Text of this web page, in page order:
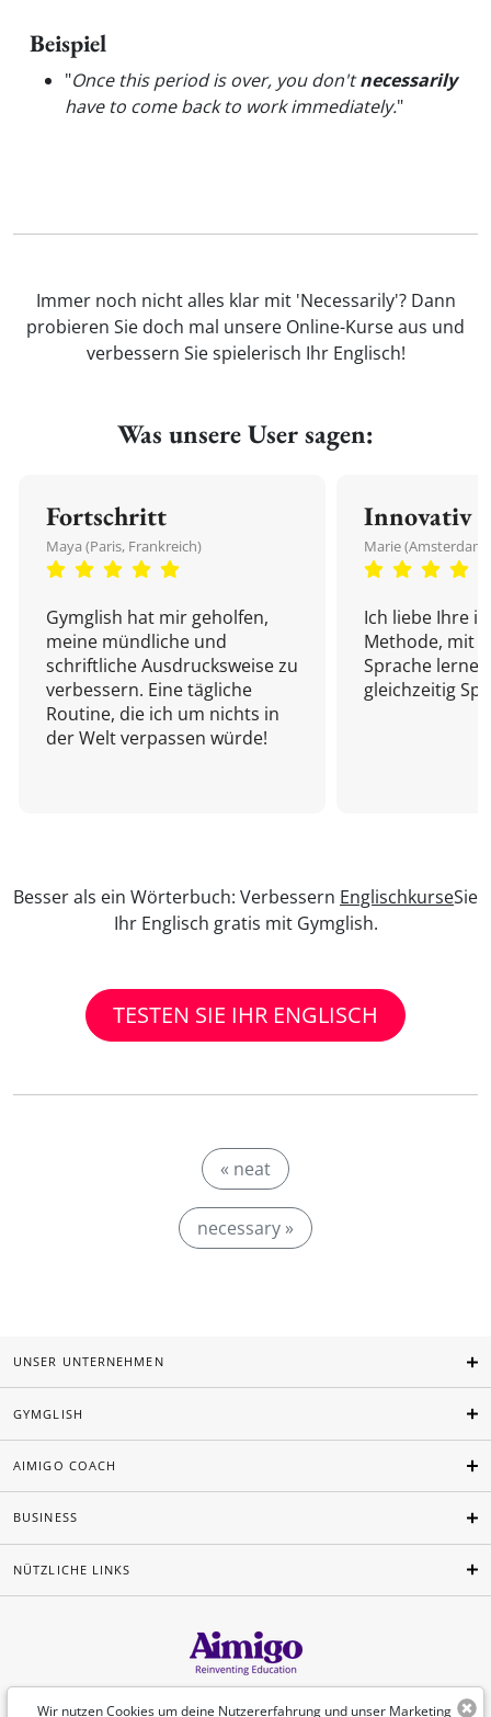
Beispiel
"Once this period is over, you don'tnecessarily
have to come back to work immediately."
Immer noch nicht alles klar mit 'Necessarily'? Dann
probieren Sie doch mal unsere Online-Kurse aus und
verbessern Sie spielerisch Ihr Englisch!
Was unsere User sagen:
Fortschritt
Maya (Paris, Frankreich)
Gymglish hat mir geholfen,
meine mündliche und
schriftliche Ausdrucksweise zu
verbessern. Eine tägliche
Routine, die ich um nichts in
der Welt verpassen würde!
Innovativ
Marie
Ich liebe Ihre
Methode, mit
Sprache
gleichzeitig
Besser als ein Wörterbuch: Verbessern EnglischkurseSie
Ihr Englisch gratis mit Gymglish.
TESTEN SIE IHR ENGLISCH
« neat
necessary »
Wir nutzen Cookies um deine Nutzererfahrung und unser Marketing
UNSER UNTERNEHMEN
GYMGLISH
AIMIGO COACH
BUSINESS
NÜTZLICHE LINKS
Deutsch